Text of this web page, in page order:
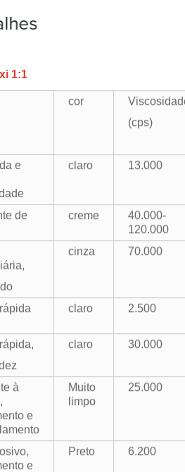
1:1
cor
(cps)
e
claro 13.000
de
creme
40.000-
120.000
cinza 70.000
claro 2.500
claro 30.000
à
e
Muito
limpo
25.000
e
Preto 6.200